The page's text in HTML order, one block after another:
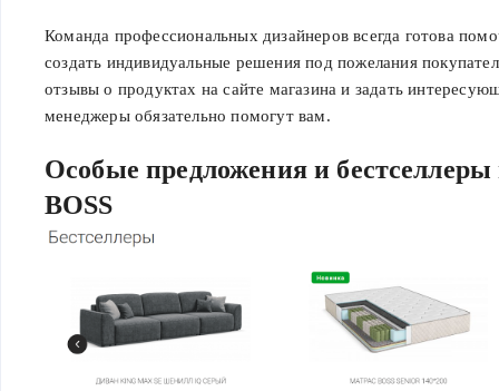
Команда профессиональных дизайнеров всегда готова
создать индивидуальные решения под пожелания
отзывы о продуктах на сайте магазина и задать
менеджеры обязательно помогут вам.
Особые предложения и
BOSS